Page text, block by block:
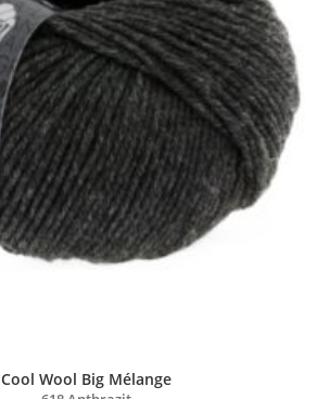
Cool Wool Big Mélange